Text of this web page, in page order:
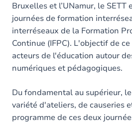
Bruxelles et l’UNamur, le SETT
journées de formation
interréseaux de la Formation
Continue (IFPC). L'objectif de
acteurs de l'éducation autour
numériques et pédagogiques.
Du fondamental au supérieur,
variété d'ateliers, de causeries
programme de ces deux